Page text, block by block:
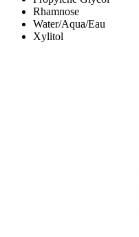
Rhamnose
Water/Aqua/Eau
Xylitol